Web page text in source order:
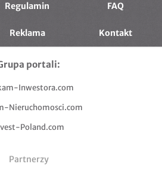
Regulamin FAQ
Reklama Kontakt
portali:
Inwestora.com
Nieruchomosci.com
Poland.com
Partnerzy